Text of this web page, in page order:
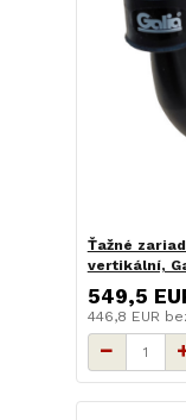
Ťažné
vertikální,
549,5
446,8 EUR